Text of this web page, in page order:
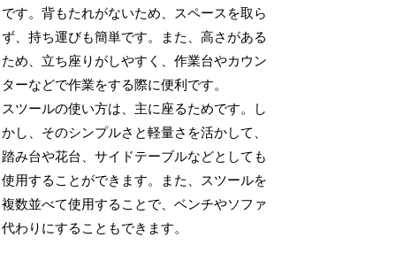
です。背もたれがないため、スペースを取ら
ず、持ち運びも簡単です。また、高さがある
ため、立ち座りがしやすく、作業台やカウン
ターなどで作業をする際に便利です。
スツールの使い方は、主に座るためです。し
かし、そのシンプルさと軽量さを活かして、
踏み台や花台、サイドテーブルなどとしても
使用することができます。また、スツールを
複数並べて使用することで、ベンチやソファ
代わりにすることもできます。